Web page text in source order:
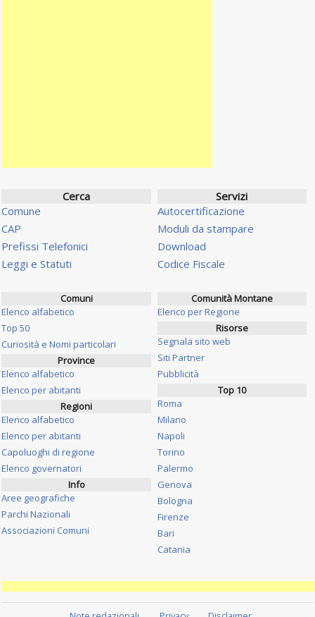
Cerca
Comune
CAP
Prefissi Telefonici
Leggi e Statuti
Servizi
Autocertificazione
Moduli da stampare
Download
Codice Fiscale
Comuni
Elenco alfabetico
Top 50
Curiosità e Nomi particolari
Province
Elenco alfabetico
Elenco per abitanti
Regioni
Elenco alfabetico
Elenco per abitanti
Capoluoghi di regione
Elenco governatori
Info
Aree geografiche
Parchi Nazionali
Associazioni Comuni
Comunità Montane
Elenco per Regione
Risorse
Segnala sito web
Siti Partner
Pubblicità
Top 10
Roma
Milano
Napoli
Torino
Palermo
Genova
Bologna
Firenze
Bari
Catania